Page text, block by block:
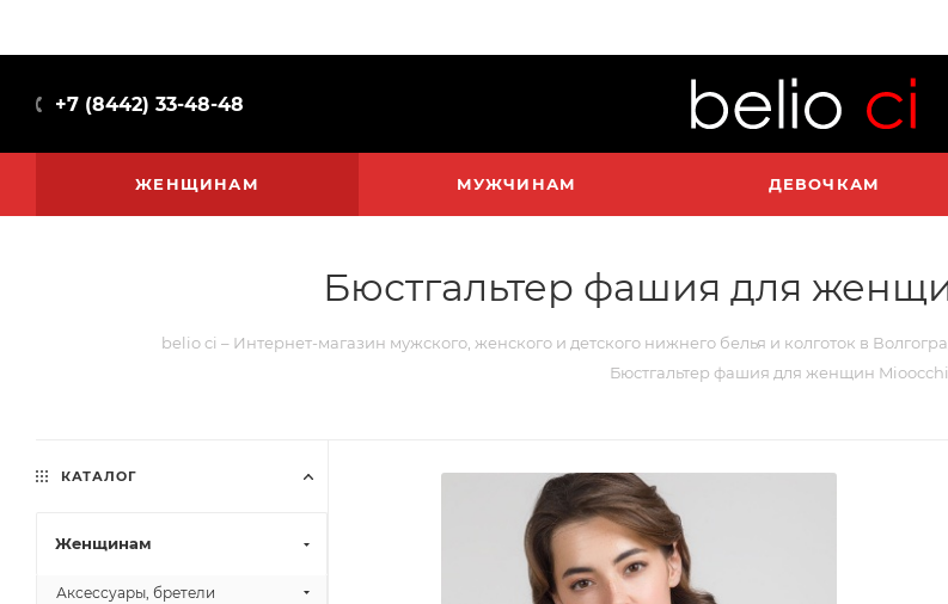
+7 (8442) 33-48-48
ЖЕНЩИНАМ МУЖЧИНАМ ДЕВОЧКАМ
Бюстгальтер фашия для
belio ci – Интернет-магазин мужского, женского и детского нижнего белья и колготок в
Бюстгальтер фашия для женщин Mioocchi
КАТАЛОГ
Женщинам
Аксессуары, бретели